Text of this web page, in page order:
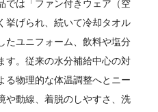
では「ファン付きウェア（空
挙げられ、続いて冷却タオル
たユニフォーム、飲料や塩分
す。従来の水分補給中心の対
る物理的な体温調整へとニー
や動線、着脱のしやすさ、洗